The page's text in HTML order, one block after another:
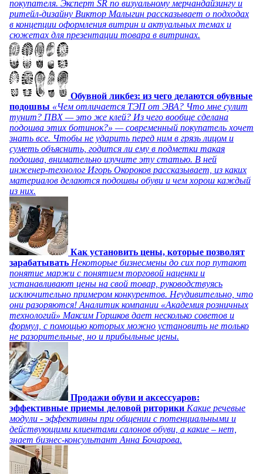
покупателя. Эксперт SR по визуальному мерчандайзингу и
ритейл-дизайну Виктор Малыгин рассказывает о подходах
в концепции оформления витрин и актуальных темах и
сюжетах для презентации товара в витринах.
Обувной ликбез: из чего делаются обувные
подошвы «Чем отличается ТЭП от ЭВА? Что мне сулит
тунит? ПВХ — это же клей? Из чего вообще сделана
подошва этих ботинок?» — современный покупатель хочет
знать все. Чтобы не ударить перед ним в грязь лицом и
суметь объяснить, годится ли ему в подметки такая
подошва, внимательно изучите эту статью. В ней
инженер-технолог Игорь Окороков рассказывает, из каких
материалов делаются подошвы обуви и чем хорош каждый
из них.
Как установить цены, которые позволят
зарабатывать Некоторые бизнесмены до сих пор путают
понятие маржи с понятием торговой наценки и
устанавливают цены на свой товар, руководствуясь
исключительно примером конкурентов. Неудивительно, что
они разоряются! Аналитик компании «Академия розничных
технологий» Максим Горшков дает несколько советов и
формул, с помощью которых можно установить не только
не разорительные, но и прибыльные цены.
Продажи обуви и аксессуаров:
эффективные приемы деловой риторики Какие речевые
модули - эффективны при общении с потенциальными и
действующими клиентами салонов обуви, а какие – нет,
знает бизнес-консультант Анна Бочарова.